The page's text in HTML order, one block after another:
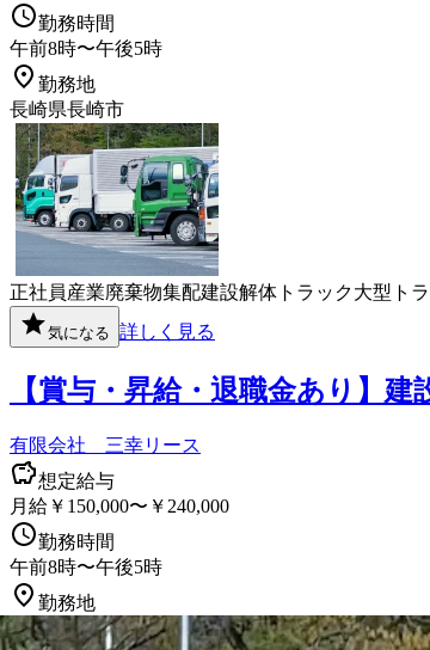
勤務時間
午前8時〜午後5時
勤務地
長崎県長崎市
正社員産業廃棄物集配建設解体 トラック大型ト
気になる 詳しく見る
【賞与・昇給・退職金あり】
有限会社 三幸リース
想定給与
月給￥150,000〜￥240,000
勤務時間
午前8時〜午後5時
勤務地
長崎県諫早市